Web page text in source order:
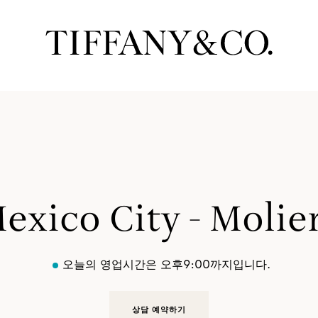
City -
오늘의 영업시간은 오후9:00까지입니다.
상담 예약하기